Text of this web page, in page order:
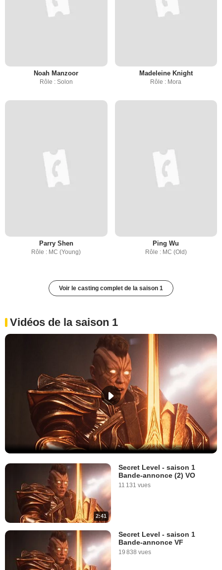
Noah Manzoor
Rôle : Solon
Madeleine Knight
Rôle : Mora
Parry Shen
Rôle : MC (Young)
Ping Wu
Rôle : MC (Old)
Voir le casting complet de la saison 1
Vidéos de la saison 1
2:41
Secret Level - saison 1
Bande-annonce (2) VO
11 131 vues
Secret Level - saison 1
Bande-annonce VF
19 838 vues